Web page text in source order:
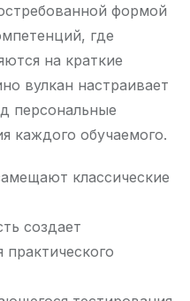
формой
где
на краткие
вулкан настраивает
персональные
каждого обучаемого.
классические
создает